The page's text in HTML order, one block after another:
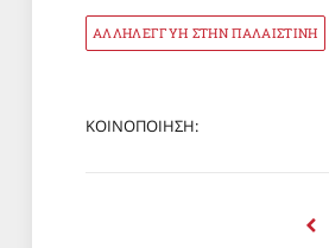
ΑΛΛΗΛΕΓΓΥΗ ΣΤΗΝ ΠΑΛΑΙΣΤΙΝΗ
ΚΟΙΝΟΠΟΙΗΣΗ: